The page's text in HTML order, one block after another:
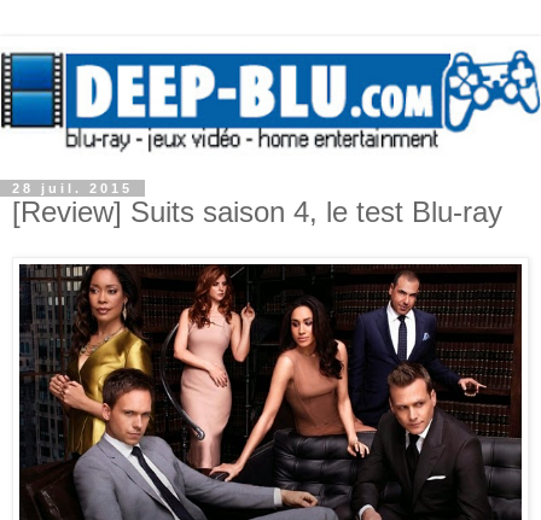
28 juil. 2015
[Review] Suits saison 4, le test Blu-ray